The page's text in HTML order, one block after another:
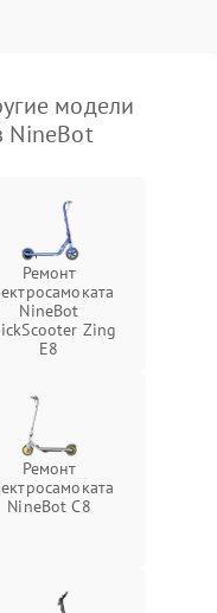
модели
NineBot
Ремонт
NineBot
Zing
E8
Ремонт
NineBot C8